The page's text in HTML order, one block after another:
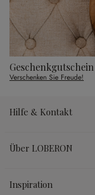
Geschenkgutschein
Verschenken Sie Freude!
Hilfe & Kontakt
Über LOBERON
Inspiration